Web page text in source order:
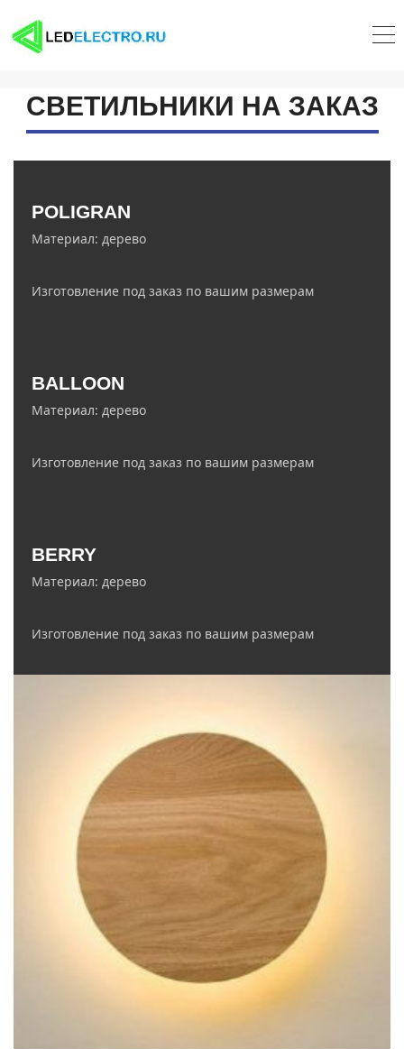
СВЕТИЛЬНИКИ НА ЗАКАЗ
8 (843) 245-68-58
POLIGRAN
Материал: дерево
Изготовление под заказ по вашим размерам
8 (843) 245-68-58
BALLOON
Материал: дерево
Изготовление под заказ по вашим размерам
8 (843) 245-68-58
BERRY
Материал: дерево
Изготовление под заказ по вашим размерам